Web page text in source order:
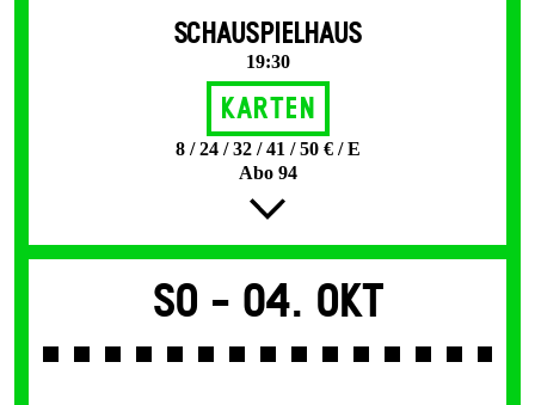
SCHAUSPIELHAUS
19:30
Karten
8 / 24 / 32 / 41 / 50 € / E
Abo 94
So - 04. Okt